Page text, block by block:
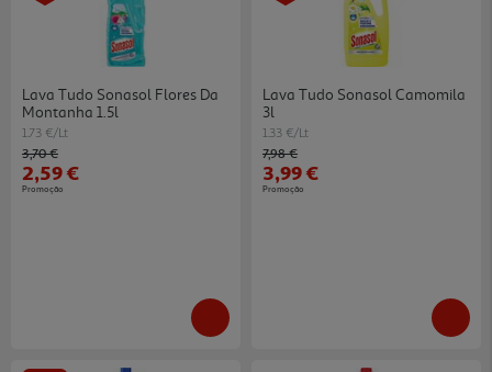
Lava Tudo Sonasol Flores Da
Montanha 1.5l
1.73 €/Lt
Price reduced from
3,70 €to
2,59 €
Promoção
Lava Tudo Sonasol Camomila
3l
1.33 €/Lt
Price reduced from
7,98 €to
3,99 €
Promoção